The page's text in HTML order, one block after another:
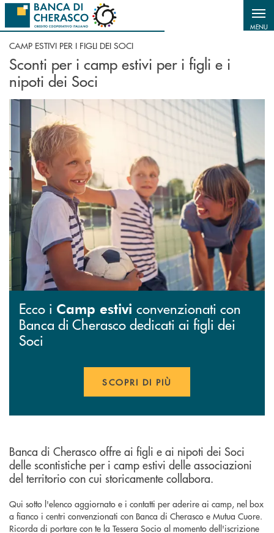
Salta al contenuto principale
MENU
CAMP ESTIVI PER I FIGLI DEI SOCI
Sconti per i camp estivi per i figli e i
nipoti dei Soci
Ecco i Camp estivi convenzionati con
Banca di Cherasco dedicati ai figli dei
Soci
SCOPRI DI PIÙ
Banca di Cherasco offre ai figli e ai nipoti dei Soci
delle scontistiche per i camp estivi delle associazioni
del territorio con cui storicamente collabora.
Qui sotto l'elenco aggiornato e i contatti per aderire ai camp, nel box
a fianco i centri convenzionati con Banca di Cherasco e Mutua Cuore.
Ricorda di portare con te la Tessera Socio al momento dell'iscrizione